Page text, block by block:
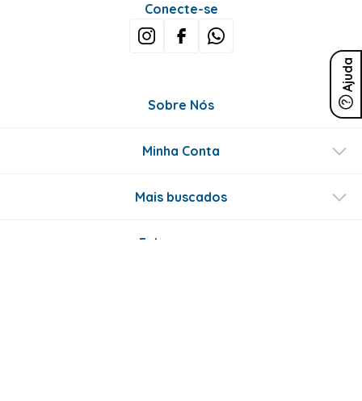
Ajuda
Conecte-se
Sobre Nós
Minha Conta
Mais buscados
Fale conosco